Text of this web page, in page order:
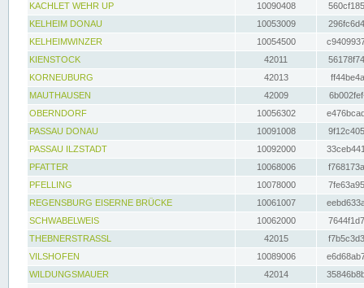
KACHLET WEHR UP
10090408
KELHEIM DONAU
10053009
KELHEIMWINZER
10054500
KIENSTOCK
42011
KORNEUBURG
42013
MAUTHAUSEN
42009
OBERNDORF
10056302
PASSAU DONAU
10091008
PASSAU ILZSTADT
10092000
PFATTER
10068006
PFELLING
10078000
REGENSBURG EISERNE BRÜCKE
10061007
SCHWABELWEIS
10062000
THEBNERSTRASSL
42015
VILSHOFEN
10089006
WILDUNGSMAUER
42014